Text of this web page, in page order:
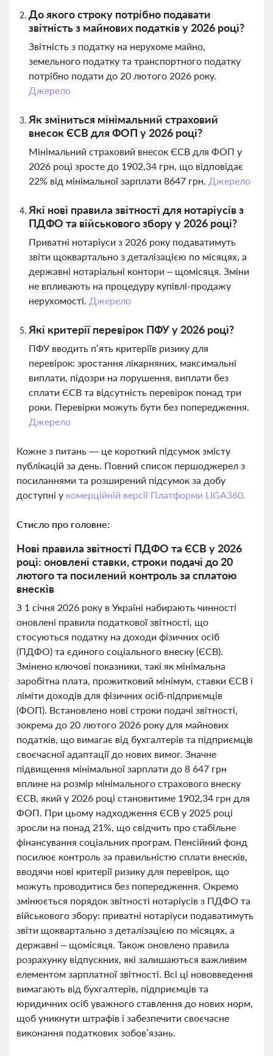
До якого строку потрібно подавати
звітність з майнових податків у 2026 році?
Звітність з податку на нерухоме майно,
земельного податку та транспортного податку
потрібно подати до 20 лютого 2026 року.
Джерело
Як зміниться мінімальний страховий
внесок ЄСВ для ФОП у 2026 році?
Мінімальний страховий внесок ЄСВ для ФОП у
2026 році зросте до 1902,34 грн, що відповідає
22% від мінімальної зарплати 8647 грн. Джерело
Які нові правила звітності для нотаріусів з
ПДФО та військового збору у 2026 році?
Приватні нотаріуси з 2026 року подаватимуть
звіти щоквартально з деталізацією по місяцях, а
державні нотаріальні контори – щомісяця. Зміни
не впливають на процедуру купівлі-продажу
нерухомості. Джерело
Які критерії перевірок ПФУ у 2026 році?
ПФУ вводить п’ять критеріїв ризику для
перевірок: зростання лікарняних, максимальні
виплати, підозри на порушення, виплати без
сплати ЄСВ та відсутність перевірок понад три
роки. Перевірки можуть бути без попередження.
Джерело
Кожне з питань — це короткий підсумок змісту
публікацій за день. Повний список першоджерел з
посиланнями та розширений підсумок за добу
доступні у комерційній версії Платформи LIGA360.
Стисло про головне:
Нові правила звітності ПДФО та ЄСВ у 2026
році: оновлені ставки, строки подачі до 20
лютого та посилений контроль за сплатою
внесків
З 1 січня 2026 року в Україні набирають чинності
оновлені правила податкової звітності, що
стосуються податку на доходи фізичних осіб
(ПДФО) та єдиного соціального внеску (ЄСВ).
Змінено ключові показники, такі як мінімальна
заробітна плата, прожитковий мінімум, ставки ЄСВ і
ліміти доходів для фізичних осіб-підприємців
(ФОП). Встановлено нові строки подачі звітності,
зокрема до 20 лютого 2026 року для майнових
податків, що вимагає від бухгалтерів та підприємців
своєчасної адаптації до нових вимог. Значне
підвищення мінімальної зарплати до 8 647 грн
вплине на розмір мінімального страхового внеску
ЄСВ, який у 2026 році становитиме 1902,34 грн для
ФОП. При цьому надходження ЄСВ у 2025 році
зросли на понад 21%, що свідчить про стабільне
фінансування соціальних програм. Пенсійний фонд
посилює контроль за правильністю сплати внесків,
вводячи нові критерії ризику для перевірок, що
можуть проводитися без попередження. Окремо
змінюється порядок звітності нотаріусів з ПДФО та
військового збору: приватні нотаріуси подаватимуть
звіти щоквартально з деталізацією по місяцях, а
державні – щомісяця. Також оновлено правила
розрахунку відпускних, які залишаються важливим
елементом зарплатної звітності. Всі ці нововведення
вимагають від бухгалтерів, підприємців та
юридичних осіб уважного ставлення до нових норм,
щоб уникнути штрафів і забезпечити своєчасне
виконання податкових зобов’язань.